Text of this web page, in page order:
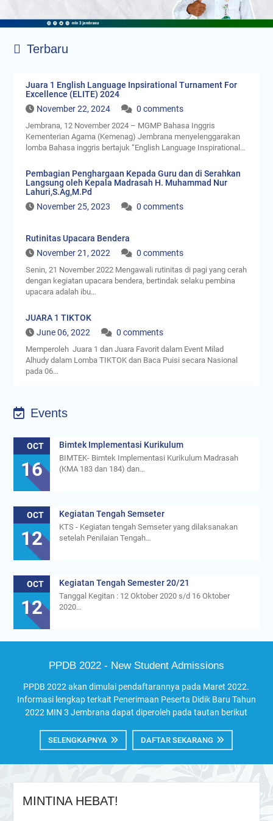
Terbaru
Juara 1 English Language Inpsirational Turnament For
Excellence (ELITE) 2024
November 22, 2024
0 comments
Jembrana, 12 November 2024 – MGMP Bahasa Inggris
Kementerian Agama (Kemenag) Jembrana menyelenggarakan
lomba Bahasa inggris bertajuk “English Language Inspirational…
Pembagian Penghargaan Kepada Guru dan di Serahkan
Langsung oleh Kepala Madrasah H. Muhammad Nur
Lahuri,S.Ag,M.Pd
November 25, 2023
0 comments
Rutinitas Upacara Bendera
November 21, 2022
0 comments
Senin, 21 November 2022 Mengawali rutinitas di pagi yang cerah
dengan kegiatan upacara bendera, bertindak selaku pembina
upacara adalah ibu…
JUARA 1 TIKTOK
June 06, 2022
0 comments
Memperoleh Juara 1 dan Juara Favorit dalam Event Milad
Alhudy dalam Lomba TIKTOK dan Baca Puisi secara Nasional
pada 06…
Events
OCT
16
Bimtek Implementasi Kurikulum
BIMTEK- Bimtek Implementasi Kurikulum Madrasah
(KMA 183 dan 184) dan…
OCT
12
Kegiatan Tengah Semseter
KTS - Kegiatan tengah Semseter yang dilaksanakan
setelah Penilaian Tengah…
OCT
12
Kegiatan Tengah Semester 20/21
Tanggal Kegitan : 12 Oktober 2020 s/d 16 Oktober
2020…
PPDB 2022 - New Student Admissions
PPDB 2022 akan dimulai pendaftarannya pada Maret 2022.
Informasi lengkap terkait Penerimaan Peserta Didik Baru Tahun
2022 MIN 3 Jembrana dapat diperoleh pada tautan berikut
SELENGKAPNYA DAFTAR SEKARANG
MINTINA HEBAT!